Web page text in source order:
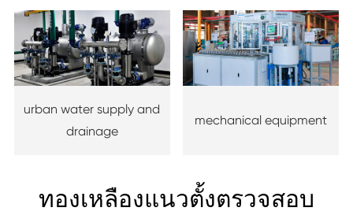
urban water supply and
drainage
mechanical equipment
ทองเหลืองแนวตั้งตรวจสอบ